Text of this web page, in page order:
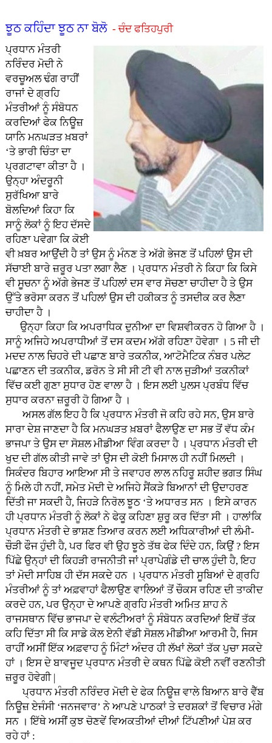
ਝੂਠ ਕਹਿੰਦਾ ਝੂਠ ਨਾ ਬੋਲੋ- ਚੰਦ ਫਤਿਹਪੁਰੀ
ਪ੍ਰਧਾਨ ਮੰਤਰੀ
ਨਰਿੰਦਰ ਮੋਦੀ ਨੇ
ਵਰਚੂਅਲ ਢੰਗ ਰਾਹੀਂ
ਰਾਜਾਂ ਦੇ ਗ੍ਰਹਿ
ਮੰਤਰੀਆਂ ਨੂੰ ਸੰਬੋਧਨ
ਕਰਦਿਆਂ ਫੇਕ ਨਿਊਜ਼
ਯਾਨਿ ਮਨਘੜਤ ਖ਼ਬਰਾਂ
‘ਤੇ ਭਾਰੀ ਚਿੰਤਾ ਦਾ
ਪ੍ਰਗਟਾਵਾ ਕੀਤਾ ਹੈ ।
ਉਨ੍ਹਾ ਅੰਦਰੂਨੀ
ਸੁਰੱਖਿਆ ਬਾਰੇ
ਬੋਲਦਿਆਂ ਕਿਹਾ ਕਿ
ਸਾਨੂੰ ਲੋਕਾਂ ਨੂੰ ਇਹ ਦੱਸਦੇ
ਰਹਿਣਾ ਪਵੇਗਾ ਕਿ ਕੋਈ
ਵੀ ਖ਼ਬਰ ਆਉਂਦੀ ਹੈ ਤਾਂ ਉਸ ਨੂੰ ਮੰਨਣ ਤੇ ਅੱਗੇ ਭੇਜਣ ਤੋਂ ਪਹਿਲਾਂ ਉਸ ਦੀ
ਸੱਚਾਈ ਬਾਰੇ ਜ਼ਰੂਰ ਪਤਾ ਲਗਾ ਲੈਣ । ਪ੍ਰਧਾਨ ਮੰਤਰੀ ਨੇ ਕਿਹਾ ਕਿ ਕਿਸੇ
ਵੀ ਸੂਚਨਾ ਨੂੰ ਅੱਗੇ ਭੇਜਣ ਤੋਂ ਪਹਿਲਾਂ ਦਸ ਵਾਰ ਸੋਚਣਾ ਚਾਹੀਦਾ ਹੈ ਤੇ ਉਸ
ਉੱਤੇ ਭਰੋਸਾ ਕਰਨ ਤੋਂ ਪਹਿਲਾਂ ਉਸ ਦੀ ਹਕੀਕਤ ਨੂੰ ਤਸਦੀਕ ਕਰ ਲੈਣਾ
ਚਾਹੀਦਾ ਹੈ ।
ਉਨ੍ਹਾ ਕਿਹਾ ਕਿ ਅਪਰਾਧਿਕ ਦੁਨੀਆ ਦਾ ਵਿਸ਼ਵੀਕਰਨ ਹੋ ਗਿਆ ਹੈ ।
ਸਾਨੂੰ ਅਜਿਹੇ ਅਪਰਾਧੀਆਂ ਤੋਂ ਦਸ ਕਦਮ ਅੱਗੇ ਰਹਿਣਾ ਹੋਵੇਗਾ । 5 ਜੀ ਦੀ
ਮਦਦ ਨਾਲ ਚਿਹਰੇ ਦੀ ਪਛਾਣ ਬਾਰੇ ਤਕਨੀਕ, ਆਟੋਮੈਟਿਕ ਨੰਬਰ ਪਲੇਟ
ਪਛਾਣਨ ਦੀ ਤਕਨੀਕ, ਡਰੋਨ ਤੇ ਸੀ ਸੀ ਟੀ ਵੀ ਨਾਲ ਜੁੜੀਆਂ ਤਕਨੀਕਾਂ
ਵਿੱਚ ਕਈ ਗੁਣਾ ਸੁਧਾਰ ਹੋਣ ਵਾਲਾ ਹੈ । ਇਸ ਲਈ ਪੁਲਸ ਪ੍ਰਬੰਧ ਵਿੱਚ
ਸੁਧਾਰ ਕਰਨਾ ਜ਼ਰੂਰੀ ਹੋ ਗਿਆ ਹੈ ।
ਅਸਲ ਗੱਲ ਇਹ ਹੈ ਕਿ ਪ੍ਰਧਾਨ ਮੰਤਰੀ ਜੋ ਕਹਿ ਰਹੇ ਸਨ, ਉਸ ਬਾਰੇ
ਸਾਰਾ ਦੇਸ਼ ਜਾਣਦਾ ਹੈ ਕਿ ਮਨਘੜਤ ਖ਼ਬਰਾਂ ਫੈਲਾਉਣ ਦਾ ਸਭ ਤੋਂ ਵੱਧ ਕੰਮ
ਭਾਜਪਾ ਤੇ ਉਸ ਦਾ ਸੋਸ਼ਲ ਮੀਡੀਆ ਵਿੰਗ ਕਰਦਾ ਹੈ । ਪ੍ਰਧਾਨ ਮੰਤਰੀ ਦੀ
ਖੁਦ ਦੀ ਗੱਲ ਕੀਤੀ ਜਾਵੇ ਤਾਂ ਉਸ ਦੀ ਕੋਈ ਮਿਸਾਲ ਹੀ ਨਹੀਂ ਮਿਲਦੀ ।
ਸਿਕੰਦਰ ਬਿਹਾਰ ਆਇਆ ਸੀ ਤੇ ਜਵਾਹਰ ਲਾਲ ਨਹਿਰੂ ਸ਼ਹੀਦ ਭਗਤ ਸਿੰਘ
ਨੂੰ ਮਿਲੇ ਹੀ ਨਹੀਂ, ਸਮੇਤ ਮੋਦੀ ਦੇ ਅਜਿਹੇ ਸੈਂਕੜੇ ਬਿਆਨਾਂ ਦੀ ਉਦਾਹਰਣ
ਦਿੱਤੀ ਜਾ ਸਕਦੀ ਹੈ, ਜਿਹੜੇ ਨਿਰੋਲ ਝੂਠ ‘ਤੇ ਅਧਾਰਤ ਸਨ । ਇਸੇ ਕਾਰਨ
ਹੀ ਪ੍ਰਧਾਨ ਮੰਤਰੀ ਨੂੰ ਲੋਕਾਂ ਨੇ ਫੇਕੂ ਕਹਿਣਾ ਸ਼ੁਰੂ ਕਰ ਦਿੱਤਾ ਸੀ । ਹਾਲਾਂਕਿ
ਪ੍ਰਧਾਨ ਮੰਤਰੀ ਦੇ ਭਾਸ਼ਣ ਤਿਆਰ ਕਰਨ ਲਈ ਅਧਿਕਾਰੀਆਂ ਦੀ ਲੰਮੀ-
ਚੌੜੀ ਫੌਜ ਹੁੰਦੀ ਹੈ, ਪਰ ਫਿਰ ਵੀ ਉਹ ਝੂਠੇ ਤੱਥ ਫੇਕ ਦਿੰਦੇ ਹਨ, ਕਿਉਂ ? ਇਸ
ਪਿੱਛੇ ਉਨ੍ਹਾਂ ਦੀ ਕਿਹੜੀ ਰਾਜਨੀਤੀ ਜਾਂ ਪ੍ਰਾਪੇਗੰਡੇ ਦੀ ਚਾਲ ਹੁੰਦੀ ਹੈ, ਇਹ
ਤਾਂ ਮੋਦੀ ਸਾਹਿਬ ਹੀ ਦੱਸ ਸਕਦੇ ਹਨ । ਪ੍ਰਧਾਨ ਮੰਤਰੀ ਸੂਬਿਆਂ ਦੇ ਗ੍ਰਹਿ
ਮੰਤਰੀਆਂ ਨੂੰ ਤਾਂ ਅਫ਼ਵਾਹਾਂ ਫੈਲਾਉਣ ਵਾਲਿਆਂ ਤੋਂ ਚੌਕਸ ਰਹਿਣ ਦੀ ਤਾਕੀਦ
ਕਰਦੇ ਹਨ, ਪਰ ਉਨ੍ਹਾ ਦੇ ਆਪਣੇ ਗ੍ਰਹਿ ਮੰਤਰੀ ਅਮਿਤ ਸ਼ਾਹ ਨੇ
ਰਾਜਸਥਾਨ ਵਿੱਚ ਭਾਜਪਾ ਦੇ ਵਲੰਟੀਅਰਾਂ ਨੂੰ ਸੰਬੋਧਨ ਕਰਦਿਆਂ ਇਥੋਂ ਤੱਕ
ਕਹਿ ਦਿੱਤਾ ਸੀ ਕਿ ਸਾਡੇ ਕੋਲ ਏਨੀ ਵੱਡੀ ਸੋਸ਼ਲ ਮੀਡੀਆ ਆਰਮੀ ਹੈ, ਜਿਸ
ਰਾਹੀਂ ਅਸੀਂ ਇੱਕ ਅਫ਼ਵਾਹ ਨੂੰ ਮਿੰਟਾਂ ਅੰਦਰ ਹੀ ਲੱਖਾਂ ਲੋਕਾਂ ਤੱਕ ਪੁਚਾ ਸਕਦੇ
ਹਾਂ । ਇਸ ਦੇ ਬਾਵਜੂਦ ਪ੍ਰਧਾਨ ਮੰਤਰੀ ਦੇ ਕਥਨ ਪਿੱਛੇ ਕੋਈ ਨਵੀਂ ਰਣਨੀਤੀ
ਜ਼ਰੂਰ ਹੋਵੇਗੀ |
ਪ੍ਰਧਾਨ ਮੰਤਰੀ ਨਰਿੰਦਰ ਮੋਦੀ ਦੇ ਫੇਕ ਨਿਊਜ਼ ਵਾਲੇ ਬਿਆਨ ਬਾਰੇ ਵੈੱਬ
ਨਿਊਜ਼ ਏਜੰਸੀ ‘ਜਨਜਵਾਰ’ ਨੇ ਆਪਣੇ ਪਾਠਕਾਂ ਤੇ ਦਰਸ਼ਕਾਂ ਤੋਂ ਵਿਚਾਰ ਮੰਗੇ
ਸਨ । ਇੱਥੇ ਅਸੀਂ ਕੁਝ ਚੋਣਵੇਂ ਵਿਅਕਤੀਆਂ ਦੀਆਂ ਟਿੱਪਣੀਆਂ ਪੇਸ਼ ਕਰ
ਰਹੇ ਹਾਂ :